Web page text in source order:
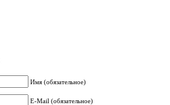
Имя (обязательное)
E-Mail (обязательное)